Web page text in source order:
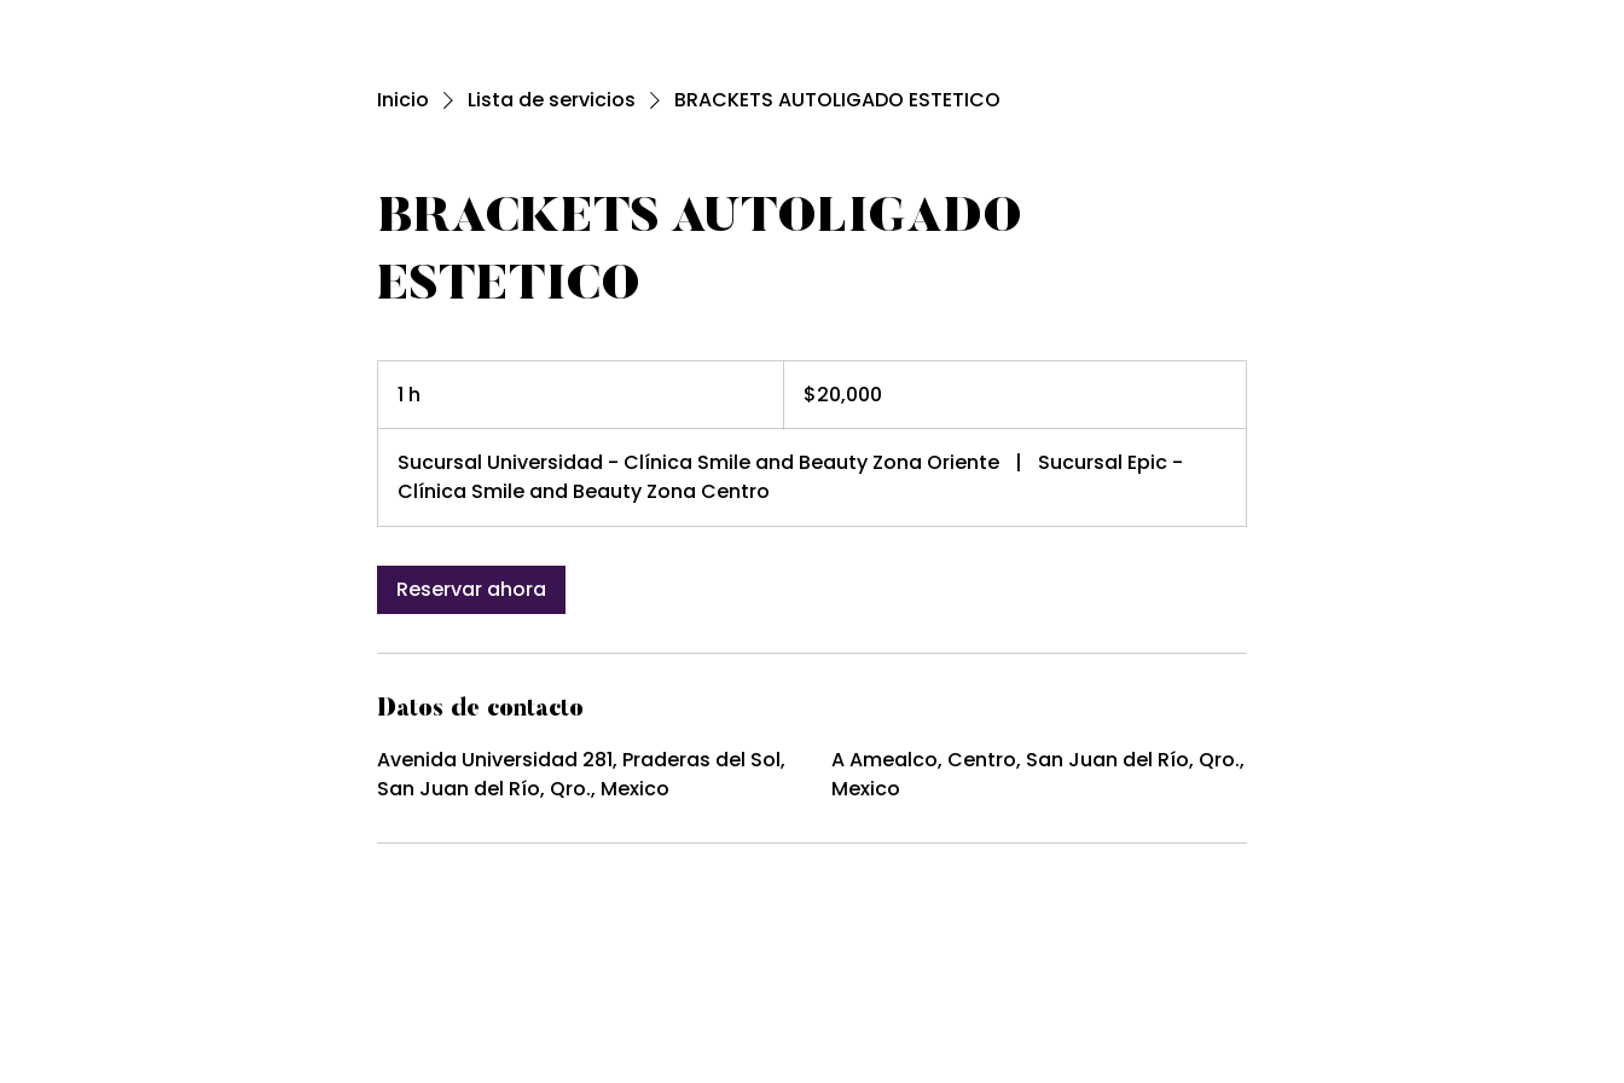
Inicio Lista de servicios BRACKETS AUTOLIGADO ESTETICO
BRACKETS AUTOLIGADO
ESTETICO
1 h
mexicanos
$20,000
Sucursal Universidad - Clínica Smile and Beauty Zona Oriente |
Sucursal Epic -
Clínica Smile and Beauty Zona Centro
Reservar ahora
Datos de contacto
Avenida Universidad 281, Praderas del Sol,
San Juan del Río, Qro., Mexico
A Amealco, Centro, San Juan del Río, Qro.,
Mexico